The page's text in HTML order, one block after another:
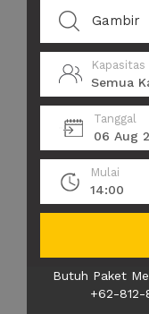
Kapasitas
Semua
Tanggal
06 Aug
Mulai
14:00
Butuh Paket
+62-